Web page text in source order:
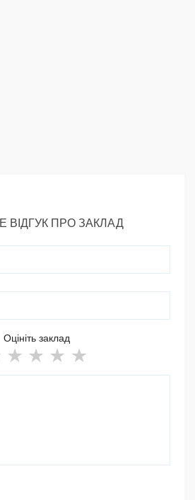
ВІДГУК ПРО ЗАКЛАД
Оцініть заклад